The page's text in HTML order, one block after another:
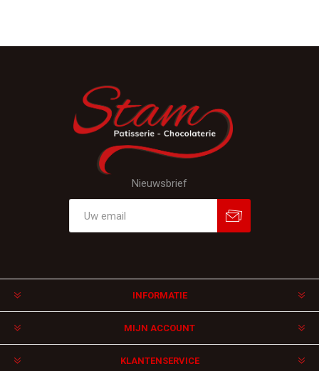
Nieuwsbrief
INFORMATIE
MIJN ACCOUNT
KLANTENSERVICE